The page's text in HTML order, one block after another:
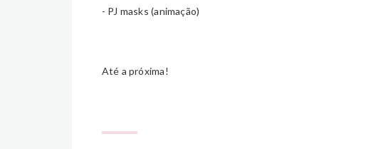
- PJ masks (animação)
Até a próxima!